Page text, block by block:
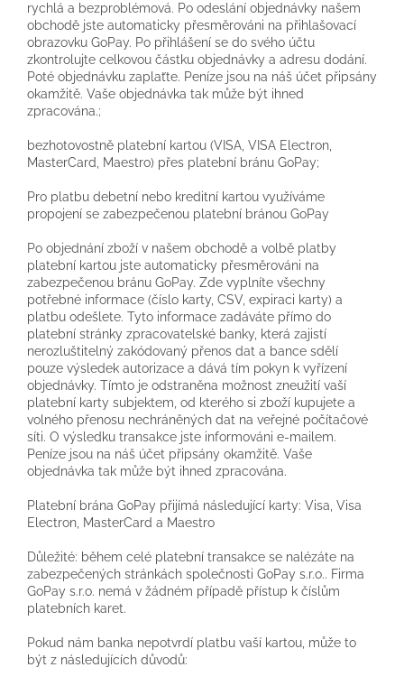
rychlá a bezproblémová. Po odeslání objednávky našem
obchodě jste automaticky přesměrováni na přihlašovací
obrazovku GoPay. Po přihlášení se do svého účtu
zkontrolujte celkovou částku objednávky a adresu dodání.
Poté objednávku zaplaťte. Peníze jsou na náš účet připsány
okamžitě. Vaše objednávka tak může být ihned
zpracována.;
bezhotovostně platební kartou (VISA, VISA Electron,
MasterCard, Maestro) přes platební bránu GoPay;
Pro platbu debetní nebo kreditní kartou využíváme
propojení se zabezpečenou platební bránou GoPay
Po objednání zboží v našem obchodě a volbě platby
platební kartou jste automaticky přesměrováni na
zabezpečenou bránu GoPay. Zde vyplníte všechny
potřebné informace (číslo karty, CSV, expiraci karty) a
platbu odešlete. Tyto informace zadáváte přímo do
platební stránky zpracovatelské banky, která zajistí
nerozluštitelný zakódovaný přenos dat a bance sdělí
pouze výsledek autorizace a dává tím pokyn k vyřízení
objednávky. Tímto je odstraněna možnost zneužití vaší
platební karty subjektem, od kterého si zboží kupujete a
volného přenosu nechráněných dat na veřejné počítačové
síti. O výsledku transakce jste informováni e-mailem.
Peníze jsou na náš účet připsány okamžitě. Vaše
objednávka tak může být ihned zpracována.
Platební brána GoPay přijímá následující karty: Visa, Visa
Electron, MasterCard a Maestro
Důležité: během celé platební transakce se nalézáte na
zabezpečených stránkách společnosti GoPay s.r.o.. Firma
GoPay s.r.o. nemá v žádném případě přístup k číslům
platebních karet.
Pokud nám banka nepotvrdí platbu vaší kartou, může to
být z následujících důvodů: